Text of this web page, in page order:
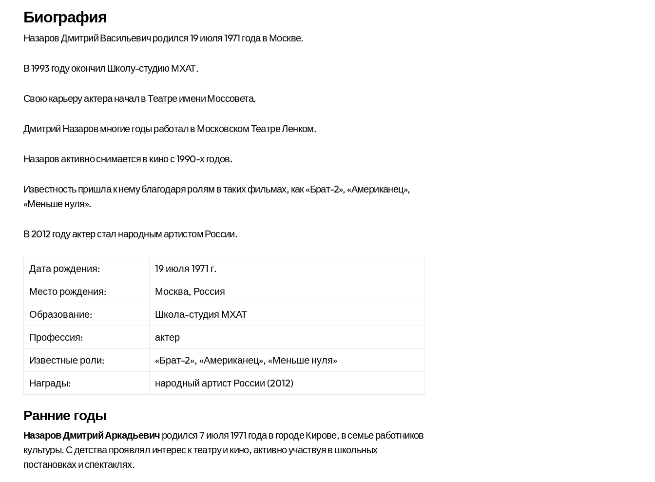
Биография
Назаров Дмитрий Васильевич родился 19 июля 1971 года в Москве.
В 1993 году окончил Школу-студию МХАТ.
Свою карьеру актера начал в Театре имени Моссовета.
Дмитрий Назаров многие годы работал в Московском Театре Ленком.
Назаров активно снимается в кино с 1990-х годов.
Известность пришла к нему благодаря ролям в таких фильмах, как «Брат-2», «Американец»,
«Меньше нуля».
В 2012 году актер стал народным артистом России.
Дата рождения:
19 июля 1971 г.
Место рождения:
Москва, Россия
Образование:
Школа-студия МХАТ
Профессия:
актер
Известные роли:
«Брат-2», «Американец», «Меньше нуля»
Награды:
народный артист России (2012)
Ранние годы
Назаров Дмитрий Аркадьевич родился 7 июля 1971 года в городе Кирове, в семье работников
культуры. С детства проявлял интерес к театру и кино, активно участвуя в школьных
постановках и спектаклях.